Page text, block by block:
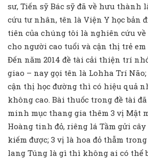
sư, Tiến sỹ Bác sỹ đã về hưu thành
cứu tư nhân, tên là Viện Y học bản
tiên của chúng tôi là nghiên cứu
cho người cao tuổi và cận thị trẻ em
Đến năm 2014 đề tài cải thiện trí
giao – nay gọi tên là Lohha Trí
cận thị học đường thì có hiệu quả
không cao. Bài thuốc trong đề tài
minh mục thang gia thêm 3 vị Mật
Hoàng tinh đỏ, riêng lá Tầm gửi
kiếm được; 3 vị là hoa đỏ thẫm
lang Túng là gì thì không ai có thể